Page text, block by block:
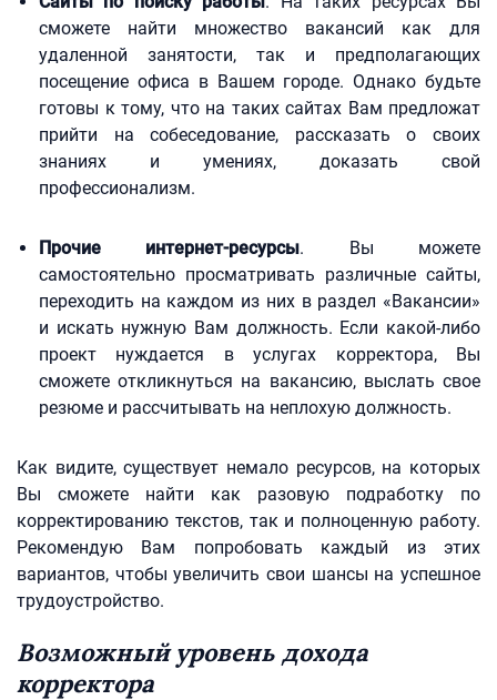
сможете найти множество вакансий как для
удаленной занятости, так и предполагающих
посещение офиса в Вашем городе. Однако будьте
готовы к тому, что на таких сайтах Вам предложат
прийти на собеседование, рассказать о своих
знаниях и умениях, доказать свой
профессионализм.
Прочие интернет-ресурсы. Вы можете
самостоятельно просматривать различные сайты,
переходить на каждом из них в раздел «Вакансии»
и искать нужную Вам должность. Если какой-либо
проект нуждается в услугах корректора, Вы
сможете откликнуться на вакансию, выслать свое
резюме и рассчитывать на неплохую должность.
Как видите, существует немало ресурсов, на которых
Вы сможете найти как разовую подработку по
корректированию текстов, так и полноценную работу.
Рекомендую Вам попробовать каждый из этих
вариантов, чтобы увеличить свои шансы на успешное
трудоустройство.
Возможный уровень дохода
корректора